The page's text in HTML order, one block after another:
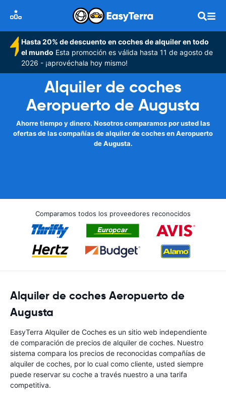
Hasta 20% de descuento en coches de alquiler en todo
el mundo Esta promoción es válida hasta 11 de agosto de
2026 - ¡aprovéchala hoy mismo!
Alquiler de coches
Aeropuerto de Augusta
Ahorre tiempo y dinero. Nosotros comparamos por usted las
ofertas de las compañías de alquiler de coches en Aeropuerto
de Augusta.
Comparamos todos los proveedores reconocidos
Alquiler de coches Aeropuerto de
Augusta
EasyTerra Alquiler de Coches es un sitio web independiente
de comparación de precios de alquiler de coches. Nuestro
sistema compara los precios de reconocidas compañías de
alquiler de coches, por lo cual como cliente, usted siempre
puede reservar su coche a través nuestro a una tarifa
competitiva.